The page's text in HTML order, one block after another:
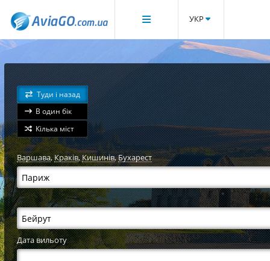
УКР
Туди і назад
В один бік
Кілька міст
Варшава,Краків,Кишинів,Бухарест
Дата вильоту